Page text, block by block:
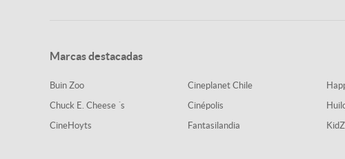
Marcas destacadas
Buin Zoo
Chuck E. Cheese ´s
CineHoyts
Cineplanet Chile
Cinépolis
Fantasilandia